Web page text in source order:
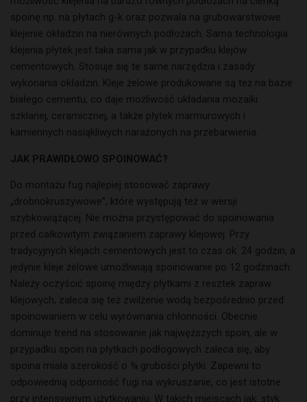
spoinę np. na płytach g-k oraz pozwala na grubowarstwowe
klejenie okładzin na nierównych podłożach. Sama technologia
klejenia płytek jest taka sama jak w przypadku klejów
cementowych. Stosuje się te same narzędzia i zasady
wykonania okładzin. Kleje żelowe produkowane są też na bazie
białego cementu, co daje możliwość układania mozaiki
szklanej, ceramicznej, a także płytek marmurowych i
kamiennych nasiąkliwych narażonych na przebarwienia.
JAK PRAWIDŁOWO SPOINOWAĆ?
Do montażu fug najlepiej stosować zaprawy
„drobnokruszywowe”, które występują też w wersji
szybkowiążącej. Nie można przystępować do spoinowania
przed całkowitym związaniem zaprawy klejowej. Przy
tradycyjnych klejach cementowych jest to czas ok. 24 godzin, a
jedynie kleje żelowe umożliwiają spoinowanie po 12 godzinach.
Należy oczyścić spoinę między płytkami z resztek zapraw
klejowych, zaleca się też zwilżenie wodą bezpośrednio przed
spoinowaniem w celu wyrównania chłonności. Obecnie
dominuje trend na stosowanie jak najwęższych spoin, ale w
przypadku spoin na płytkach podłogowych zaleca się, aby
spoina miała szerokość o ¾ grubości płytki. Zapewni to
odpowiednią odporność fugi na wykruszanie, co jest istotne
przy intensywnym użytkowaniu. W takich miejscach jak: styk